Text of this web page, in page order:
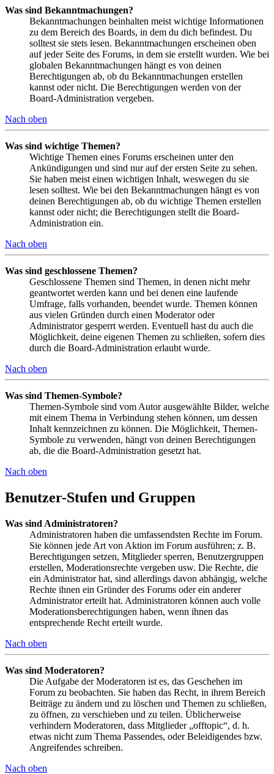
Was sind Bekanntmachungen?
Bekanntmachungen beinhalten meist wichtige Informationen
zu dem Bereich des Boards, in dem du dich befindest. Du
solltest sie stets lesen. Bekanntmachungen erscheinen oben
auf jeder Seite des Forums, in dem sie erstellt wurden. Wie bei
globalen Bekanntmachungen hängt es von deinen
Berechtigungen ab, ob du Bekanntmachungen erstellen
kannst oder nicht. Die Berechtigungen werden von der
Board-Administration vergeben.
Nach oben
Was sind wichtige Themen?
Wichtige Themen eines Forums erscheinen unter den
Ankündigungen und sind nur auf der ersten Seite zu sehen.
Sie haben meist einen wichtigen Inhalt, weswegen du sie
lesen solltest. Wie bei den Bekanntmachungen hängt es von
deinen Berechtigungen ab, ob du wichtige Themen erstellen
kannst oder nicht; die Berechtigungen stellt die Board-
Administration ein.
Nach oben
Was sind geschlossene Themen?
Geschlossene Themen sind Themen, in denen nicht mehr
geantwortet werden kann und bei denen eine laufende
Umfrage, falls vorhanden, beendet wurde. Themen können
aus vielen Gründen durch einen Moderator oder
Administrator gesperrt werden. Eventuell hast du auch die
Möglichkeit, deine eigenen Themen zu schließen, sofern dies
durch die Board-Administration erlaubt wurde.
Nach oben
Was sind Themen-Symbole?
Themen-Symbole sind vom Autor ausgewählte Bilder, welche
mit einem Thema in Verbindung stehen können, um dessen
Inhalt kennzeichnen zu können. Die Möglichkeit, Themen-
Symbole zu verwenden, hängt von deinen Berechtigungen
ab, die die Board-Administration gesetzt hat.
Nach oben
Benutzer-Stufen und Gruppen
Was sind Administratoren?
Administratoren haben die umfassendsten Rechte im Forum.
Sie können jede Art von Aktion im Forum ausführen; z. B.
Berechtigungen setzen, Mitglieder sperren, Benutzergruppen
erstellen, Moderationsrechte vergeben usw. Die Rechte, die
ein Administrator hat, sind allerdings davon abhängig, welche
Rechte ihnen ein Gründer des Forums oder ein anderer
Administrator erteilt hat. Administratoren können auch volle
Moderationsberechtigungen haben, wenn ihnen das
entsprechende Recht erteilt wurde.
Nach oben
Was sind Moderatoren?
Die Aufgabe der Moderatoren ist es, das Geschehen im
Forum zu beobachten. Sie haben das Recht, in ihrem Bereich
Beiträge zu ändern und zu löschen und Themen zu schließen,
zu öffnen, zu verschieben und zu teilen. Üblicherweise
verhindern Moderatoren, dass Mitglieder „offtopic“, d. h.
etwas nicht zum Thema Passendes, oder Beleidigendes bzw.
Angreifendes schreiben.
Nach oben